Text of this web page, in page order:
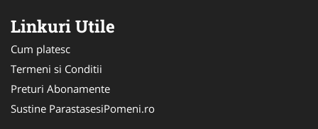
Linkuri Utile
Cum platesc
Termeni si Conditii
Preturi Abonamente
Sustine ParastasesiPomeni.ro